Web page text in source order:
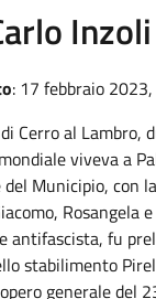
Inzoli
: 17 febbraio
Cerro al Lambro,
viveva a
Municipio, con
Rosangela
antifascista, fu
stabilimento
generale del